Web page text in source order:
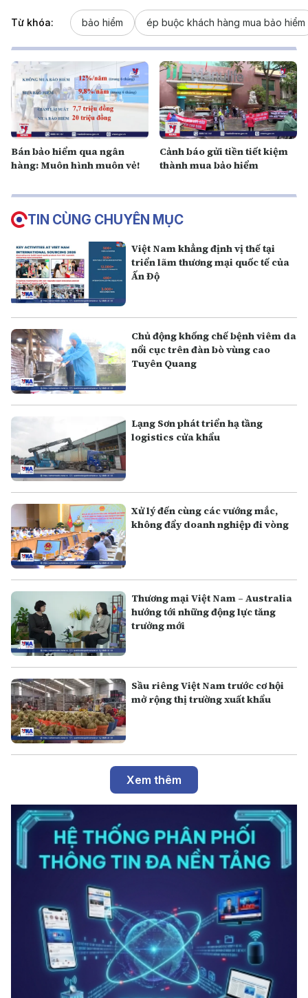
Từ khóa: bảo hiểm ép buộc khách hàng mua bảo hiểm
Bán bảo hiểm qua ngân
hàng: Muôn hình muôn vẻ!
Cảnh báo gửi tiền tiết kiệm
thành mua bảo hiểm
TIN CÙNG CHUYÊN MỤC
Việt Nam khẳng định vị thế tại
triển lãm thương mại quốc tế của
Ấn Độ
Chủ động khống chế bệnh viêm da
nổi cục trên đàn bò vùng cao
Tuyên Quang
Lạng Sơn phát triển hạ tầng
logistics cửa khẩu
Xử lý đến cùng các vướng mắc,
không đẩy doanh nghiệp đi vòng
Thương mại Việt Nam – Australia
hướng tới những động lực tăng
trưởng mới
Sầu riêng Việt Nam trước cơ hội
mở rộng thị trường xuất khẩu
Xem thêm